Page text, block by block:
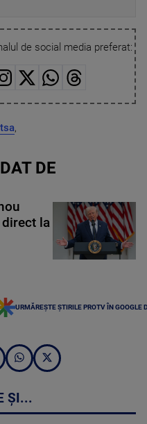
de social media preferat:
,
DE
direct la
URMĂREȘTE ȘTIRILE PROTV ÎN GOOGLE
ȘI...